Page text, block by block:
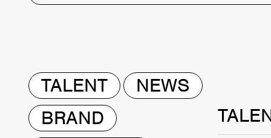
TALENT
NEWS
BRAND